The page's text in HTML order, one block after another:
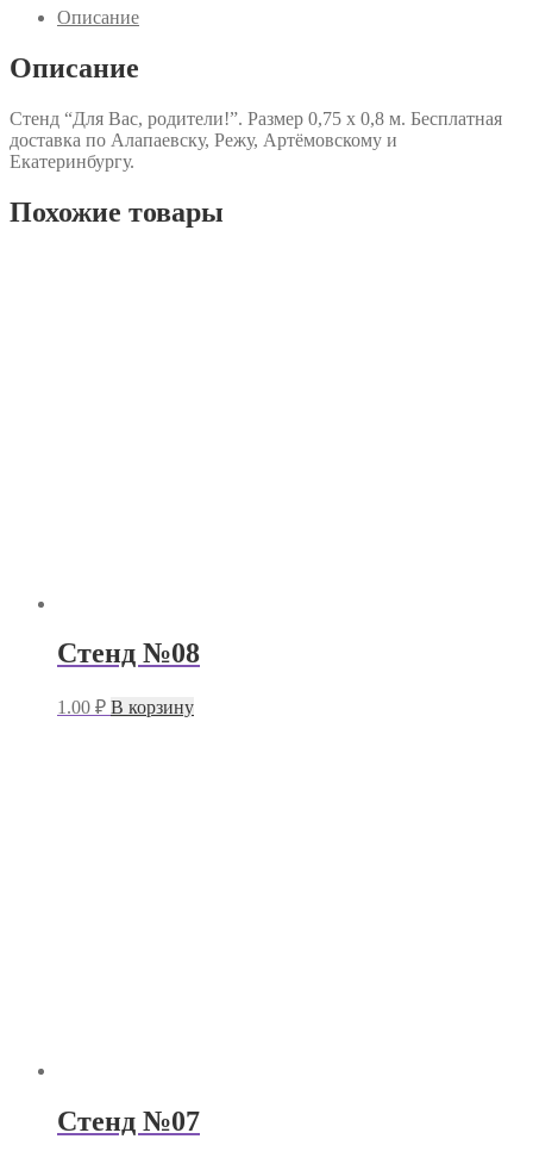
Описание
Описание
Стенд “Для Вас, родители!”. Размер 0,75 х 0,8 м. Бесплатная
доставка по Алапаевску, Режу, Артёмовскому и
Екатеринбургу.
Похожие товары
Стенд №08
1.00 ₽ В корзину
Стенд №07